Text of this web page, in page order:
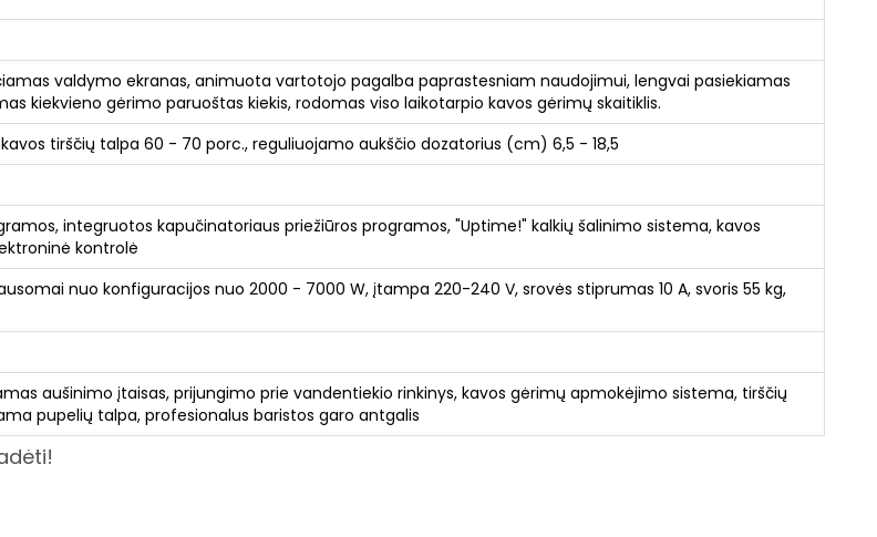
valdymo ekranas, animuota vartotojo pagalba paprastesniam naudojimui, lengvai pasiekiamas
kiekvieno gėrimo paruoštas kiekis, rodomas viso laikotarpio kavos gėrimų skaitiklis.
tirščių talpa 60 - 70 porc., reguliuojamo aukščio dozatorius (cm) 6,5 - 18,5
integruotos kapučinatoriaus priežiūros programos, "Uptime!" kalkių šalinimo sistema, kavos
kontrolė
nuo konfiguracijos nuo 2000 - 7000 W, įtampa 220-240 V, srovės stiprumas 10 A, svoris 55 kg,
aušinimo įtaisas, prijungimo prie vandentiekio rinkinys, kavos gėrimų apmokėjimo sistema, tirščių
pupelių talpa, profesionalus baristos garo antgalis